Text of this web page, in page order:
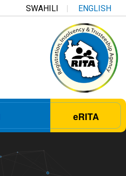
SWAHILI ENGLISH
eRITA